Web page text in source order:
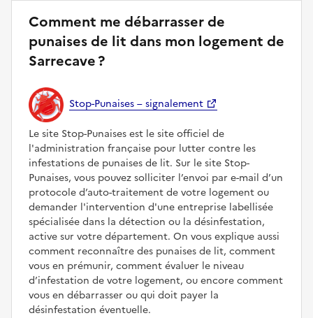
Comment me débarrasser de
punaises de lit dans mon logement de
Sarrecave ?
Stop-Punaises – signalement
Le site Stop-Punaises est le site officiel de
l'administration française pour lutter contre les
infestations de punaises de lit. Sur le site Stop-
Punaises, vous pouvez solliciter l’envoi par e-mail d’un
protocole d’auto-traitement de votre logement ou
demander l'intervention d'une entreprise labellisée
spécialisée dans la détection ou la désinfestation,
active sur votre département. On vous explique aussi
comment reconnaître des punaises de lit, comment
vous en prémunir, comment évaluer le niveau
d’infestation de votre logement, ou encore comment
vous en débarrasser ou qui doit payer la
désinfestation éventuelle.